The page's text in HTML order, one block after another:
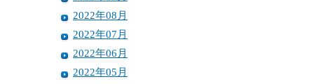
2022年08月
2022年07月
2022年06月
2022年05月